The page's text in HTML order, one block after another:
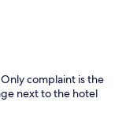
complaint is the
next to the hotel